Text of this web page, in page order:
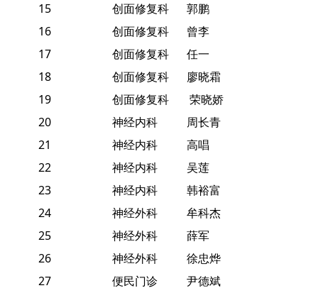
15
创面修复科
郭鹏
16
创面修复科
曾李
17
创面修复科
任一
18
创面修复科
廖晓霜
19
创面修复科
荣晓娇
20
神经内科
周长青
21
神经内科
高唱
22
神经内科
吴莲
23
神经内科
韩裕富
24
神经外科
牟科杰
25
神经外科
薛军
26
神经外科
徐忠烨
27
便民门诊
尹德斌